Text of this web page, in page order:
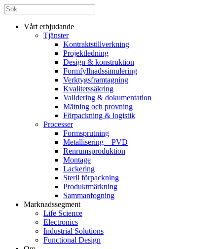
Vårt erbjudande
Tjänster
Kontraktstillverkning
Projektledning
Design & konstruktion
Formfyllnadssimulering
Verktygsframtagning
Kvalitetssäkring
Validering & dokumentation
Mätning och provning
Förpackning & logistik
Processer
Formsprutning
Metallisering – PVD
Renrumsproduktion
Montage
Lackering
Steril förpackning
Produktmärkning
Sammanfogning
Marknadssegment
Life Science
Electronics
Industrial Solutions
Functional Design